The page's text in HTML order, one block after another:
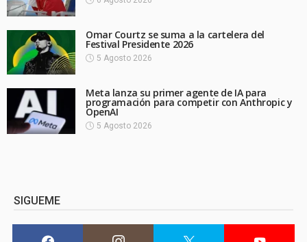
Omar Courtz se suma a la cartelera del
Festival Presidente 2026
5 Agosto 2026
Meta lanza su primer agente de IA para
programación para competir con Anthropic y
OpenAI
5 Agosto 2026
SIGUEME